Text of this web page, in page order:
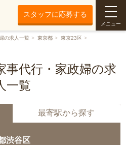
スタッフに応募する
メニュー
の求人一覧 東京都
東京23区
事代行・家政婦の求
一覧
最寄駅から探す
渋谷区